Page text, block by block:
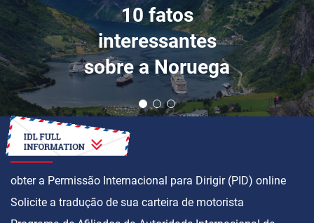
10 fatos
interessantes
sobre a Noruega
COMO
obter a Permissão Internacional para Dirigir (PID) online
Solicite a tradução de sua carteira de motorista